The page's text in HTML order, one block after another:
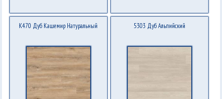
K470 Дуб Кашемир Натуральный 5303 Дуб Альпийский